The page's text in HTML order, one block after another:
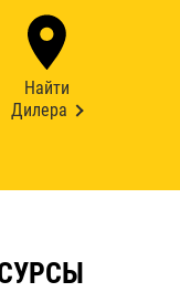
Найти
Дилера